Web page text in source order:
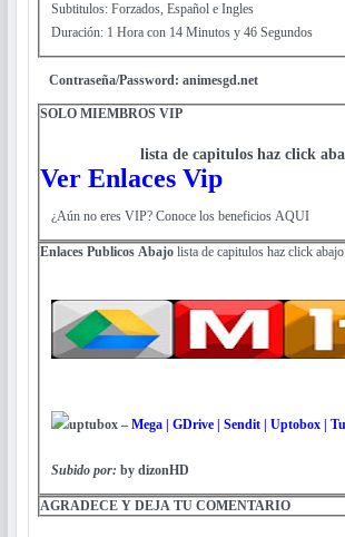
Subtitulos: Forzados, Español e Ingles
Duración: 1 Hora con 14 Minutos y 46 Segundos
Contraseña/Password: animesgd.net
SOLO MIEMBROS VIP
lista de capitulos haz click
Ver Enlaces Vip
¿Aún no eres VIP? Conoce los beneficios AQUI
Enlaces Publicos Abajo lista de capitulos haz click abajo
uptubox – Mega | GDrive | Sendit | Uptobox |
Subido por: by dizonHD
AGRADECE Y DEJA TU COMENTARIO